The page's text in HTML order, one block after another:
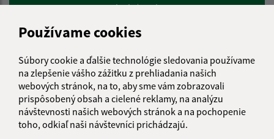
Používame cookies
Súbory cookie a ďalšie technológie sledovania používame
na zlepšenie vášho zážitku z prehliadania našich
webových stránok, na to, aby sme vám zobrazovali
prispôsobený obsah a cielené reklamy, na analýzu
návštevnosti našich webových stránok a na pochopenie
toho, odkiaľ naši návštevníci prichádzajú.
Google reCaptcha ResponseOdoslať správu
Úradné hodiny:
Deň
Čas doobeda Čas poobede
Pondelok:
08:00 - 12:00 12:30 - 15:30
Utorok:
08:00 - 12:00 12:30 - 15:30